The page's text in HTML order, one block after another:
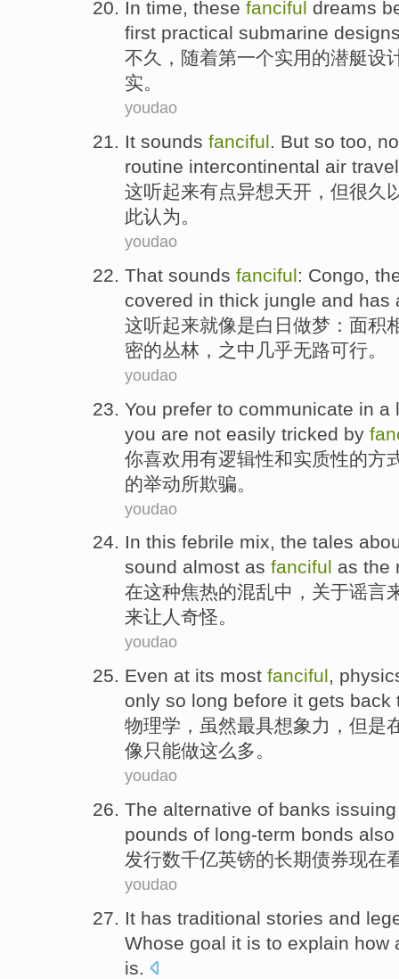
In time, these fanciful dreams
first practical submarine
不久，随着第一个实用的潜艇设
实。
youdao
It sounds fanciful. But so too,
routine intercontinental air travel
这听起来有点异想天开 ， 但很久
此认为。
youdao
That sounds fanciful: Congo,
covered in thick jungle and has
这听起来就像是白日做梦 ： 面积
密的丛林 ，之中 几乎无路可行。
youdao
You prefer to communicate in a
you are not easily tricked by
你喜欢 用有逻辑性和实质性的方
的举动所欺骗。
youdao
In this febrile mix, the tales
sound almost as fanciful as the
在这种焦热的混乱中， 关于谣言
来让人 奇怪。
youdao
Even at its most fanciful,
only so long before it gets back
物理学 ， 虽然最具想象力 ，但是
像 只能做这么多。
youdao
The alternative of banks issuing
pounds of long-term bonds also
发行数千亿英镑的长期债券现在
youdao
It has traditional stories and
Whose goal it is to explain how
is.